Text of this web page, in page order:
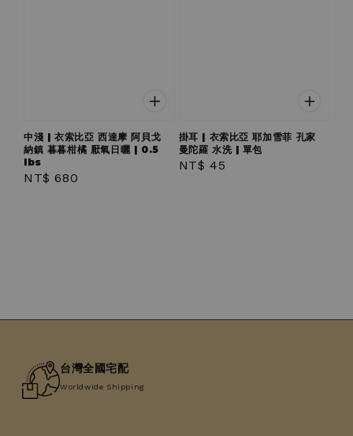
中淺 | 衣索比亞 西達摩 阿貝戈
納鎮 暮暮柑橘 厭氧日曬 | 0.5
lbs
Regular
NT$ 680
掛耳 | 衣索比亞 耶加雪菲 孔家
曼陀羅 水洗 | 單包
Regular
NT$ 45
台灣全國宅配
Worldwide Shipping